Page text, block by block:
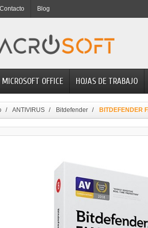
Contacto Blog
MICROSOFT OFFICE HOJAS DE TRABAJO
ANTIVIRUS Bitdefender BITDEFENDER